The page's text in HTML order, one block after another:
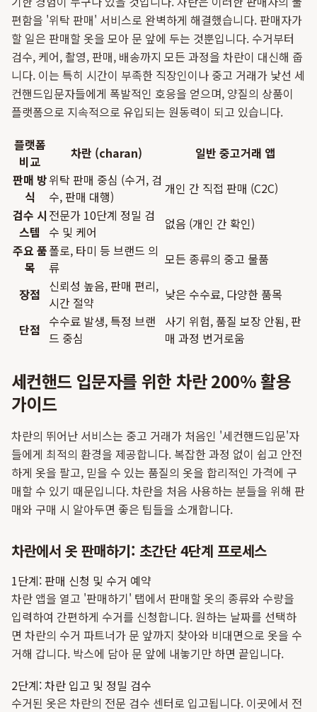
편함을 '위탁 판매' 서비스로 완벽하게 해결했습니다. 판매자가
할 일은 판매할 옷을 모아 문 앞에 두는 것뿐입니다. 수거부터
검수, 케어, 촬영, 판매, 배송까지 모든 과정을 차란이 대신해 줍
니다. 이는 특히 시간이 부족한 직장인이나 중고 거래가 낯선 세
컨핸드입문자들에게 폭발적인 호응을 얻으며, 양질의 상품이
플랫폼으로 지속적으로 유입되는 원동력이 되고 있습니다.
플랫폼
비교
차란 (charan)
일반 중고거래 앱
판매 방
식
위탁 판매 중심 (수거, 검
수, 판매 대행)
개인 간 직접 판매 (C2C)
검수 시
스템
전문가 10단계 정밀 검
수 및 케어
없음 (개인 간 확인)
주요 품
목
폴로, 타미 등 브랜드 의
류
모든 종류의 중고 물품
장점 신뢰성 높음, 판매 편리,
시간 절약
낮은 수수료, 다양한 품목
단점 수수료 발생, 특정 브랜
드 중심
사기 위험, 품질 보장 안됨, 판
매 과정 번거로움
세컨핸드 입문자를 위한 차란 200% 활용
가이드
차란의 뛰어난 서비스는 중고 거래가 처음인 '세컨핸드입문'자
들에게 최적의 환경을 제공합니다. 복잡한 과정 없이 쉽고 안전
하게 옷을 팔고, 믿을 수 있는 품질의 옷을 합리적인 가격에 구
매할 수 있기 때문입니다. 차란을 처음 사용하는 분들을 위해 판
매와 구매 시 알아두면 좋은 팁들을 소개합니다.
차란에서 옷 판매하기: 초간단 4단계 프로세스
1단계: 판매 신청 및 수거 예약
차란 앱을 열고 '판매하기' 탭에서 판매할 옷의 종류와 수량을
입력하여 간편하게 수거를 신청합니다. 원하는 날짜를 선택하
면 차란의 수거 파트너가 문 앞까지 찾아와 비대면으로 옷을 수
거해 갑니다. 박스에 담아 문 앞에 내놓기만 하면 끝입니다.
2단계: 차란 입고 및 정밀 검수
수거된 옷은 차란의 전문 검수 센터로 입고됩니다. 이곳에서 전